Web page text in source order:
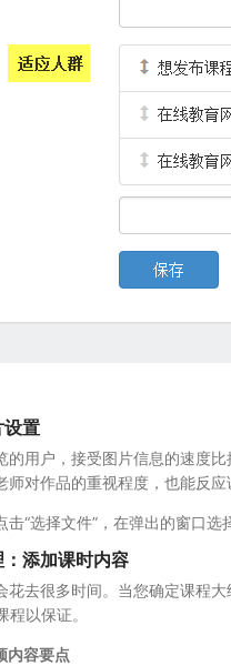
置
的用户，接受图片信息的速度
师对作品的重视程度，也能反
击“选择文件”，在弹出的窗口
添加课时内容
花去很多时间。当您确定课程
程以保证。
内容要点